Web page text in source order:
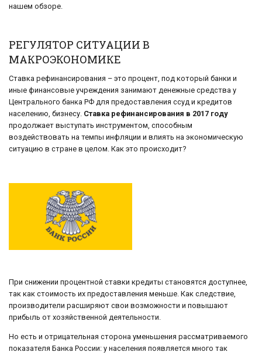
нашем обзоре.
РЕГУЛЯТОР СИТУАЦИИ В
МАКРОЭКОНОМИКЕ
Ставка рефинансирования – это процент, под который банки и
иные финансовые учреждения занимают денежные средства у
Центрального банка РФ для предоставления ссуд и кредитов
населению, бизнесу. Ставка рефинансирования в 2017 году
продолжает выступать инструментом, способным
воздействовать на темпы инфляции и влиять на экономическую
ситуацию в стране в целом. Как это происходит?
При снижении процентной ставки кредиты становятся доступнее,
так как стоимость их предоставления меньше. Как следствие,
производители расширяют свои возможности и повышают
прибыль от хозяйственной деятельности.
Но есть и отрицательная сторона уменьшения рассматриваемого
показателя Банка России: у населения появляется много так